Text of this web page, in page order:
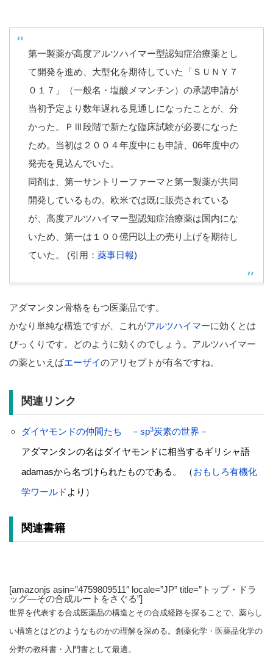
第一製薬が高度アルツハイマー型認知症治療薬とし
て開発を進め、大型化を期待していた「ＳＵＮＹ７
０１７」（一般名・塩酸メマンチン）の承認申請が
当初予定より数年遅れる見通しになったことが、分
かった。ＰⅢ段階で新たな臨床試験が必要になった
ため。当初は２００４年度中にも申請、06年度中の
発売を見込んでいた。
同剤は、第一サントリーファーマと第一製薬が共同
開発しているもの。欧米では既に販売されている
が、高度アルツハイマー型認知症治療薬は国内にな
いため、第一は１００億円以上の売り上げを期待し
ていた。 (引用： 薬事日報)
アダマンタン骨格をもつ医薬品です。
かなり単純な構造ですが、これがアルツハイマーに効くとは
びっくりです。どのように効くのでしょう。アルツハイマー
の薬といえばエーザイのアリセプトが有名ですね。
関連リンク
ダイヤモンドの仲間たち －sp3炭素の世界－
アダマンタンの名はダイヤモンドに相当するギリシャ語
adamasから名づけられたものである。 （おもしろ有機化
学ワールド より）
関連書籍
[amazonjs asin=”4759809511″ locale=”JP” title=”トップ・ドラ
ッグ―その合成ルートをさぐる”]
世界を代表する合成医薬品の構造とその合成経路を探ることで、薬らし
い構造とはどのようなものかの理解を深める。創薬化学・医薬品化学の
分野の教科書・入門書として最適。